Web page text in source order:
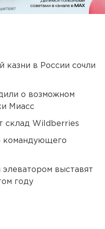
казни в России сочли
о возможном
Миасс
склад Wildberries
командующего
элеватором выставят
году